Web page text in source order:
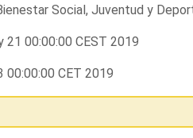
Social, Juventud y
21 00:00:00 CEST 2019
00:00:00 CET 2019